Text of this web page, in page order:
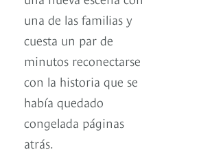
una de las familias y
cuesta un par de
minutos reconectarse
con la historia que se
había quedado
congelada páginas
atrás.